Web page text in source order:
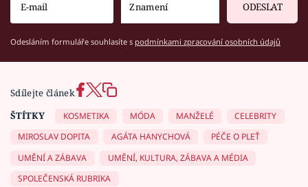
ODESLAT
Odesláním formuláře souhlasíte s podmínkami zpracování osobních údajů
Sdílejte článek
ŠTÍTKY
KOSMETIKA MÓDA MANŽELÉ
CELEBRITY
MIROSLAV DOPITA
AGÁTA HANYCHOVÁ
PÉČE O PLEŤ
UMĚNÍ A ZÁBAVA
UMĚNÍ, KULTURA, ZÁBAVA A MÉDIA
SPOLEČENSKÁ RUBRIKA